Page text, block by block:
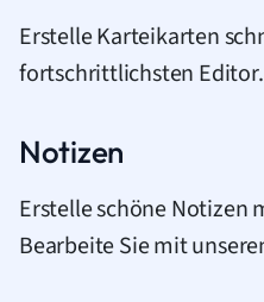
Erstelle Karteikarten
fortschrittlichsten Editor.
Notizen
Erstelle schöne Notizen
Bearbeite Sie mit